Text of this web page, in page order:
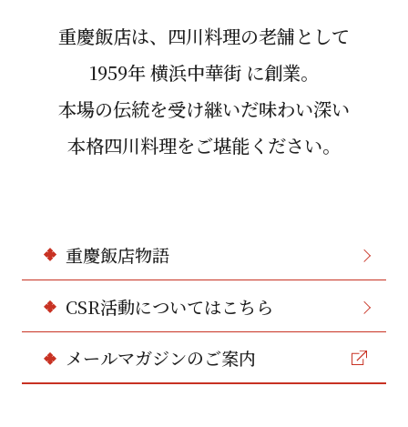
重慶飯店は、四川料理の⽼舗として
1959年 横浜中華街 に創業。
本場の伝統を受け継いだ味わい深い
本格四川料理をご堪能ください。
重慶飯店物語
CSR活動についてはこちら
メールマガジンのご案内